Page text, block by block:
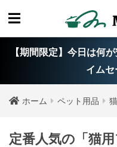
【期間限定】今日は何
イム
ホーム ペット用品 猫
定番人気の「猫